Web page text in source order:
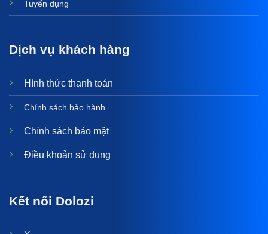
Tuyển dụng
Dịch vụ khách hàng
Hình thức thanh toán
Chính sách bảo hành
Chính sách bảo mật
Điều khoản sử dụng
Kết nối Dolozi